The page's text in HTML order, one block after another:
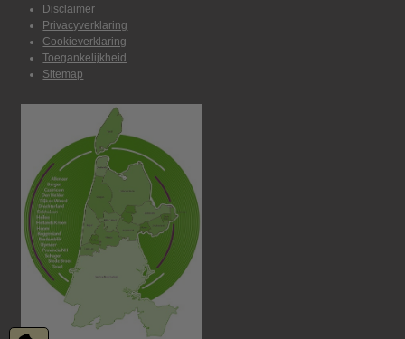
Disclaimer
Privacyverklaring
Cookieverklaring
Toegankelijkheid
Sitemap